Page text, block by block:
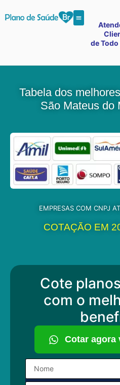
de
Tabela dos
São Mateus do
EMPRESAS COM CNPJ
COTAÇÃO EM
Cote
com o
Cotar agora